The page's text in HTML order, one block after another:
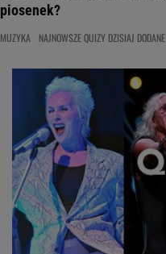
piosenek?
MUZYKA NAJNOWSZE QUIZY DZISIAJ DODANE